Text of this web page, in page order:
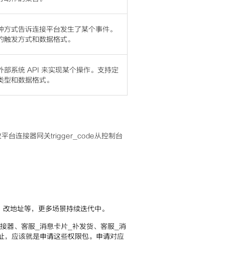
方式告诉连接平台发生了某个事件。
触发方式和数据格式。
部系统 API 来实现某个操作。支持定
和数据格式。
台连接器网关trigger_code从控制台
地址等，更多场景持续迭代中。
器、客服_消息卡片_补发货、客服_消
应该就是申请这些权限包。申请对应